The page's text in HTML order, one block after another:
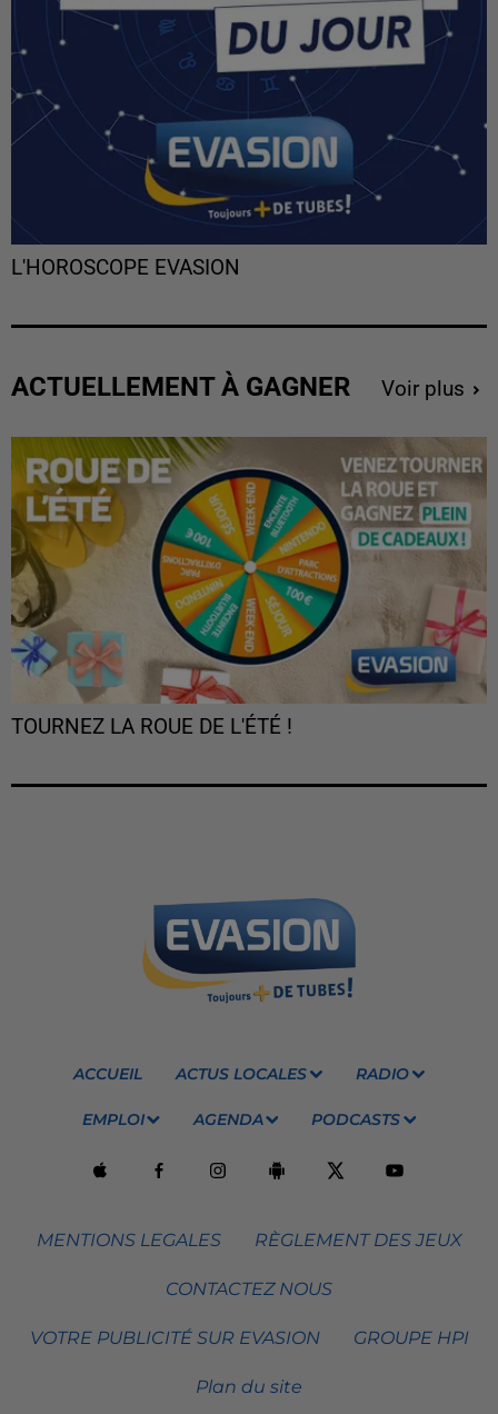
L'HOROSCOPE EVASION
ACTUELLEMENT À GAGNER Voir plus
TOURNEZ LA ROUE DE L'ÉTÉ !
ACCUEIL ACTUS LOCALES RADIO
EMPLOI AGENDA PODCASTS
MENTIONS LEGALES RÈGLEMENT DES JEUX
CONTACTEZ NOUS
VOTRE PUBLICITÉ SUR EVASION GROUPE HPI
Plan du site